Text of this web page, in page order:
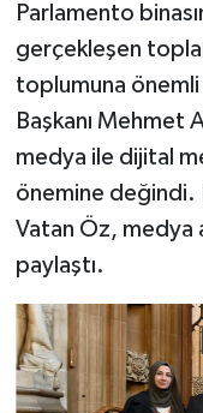
Parlamento
gerçekleşen
toplumuna
Başkanı Mehmet
medya ile dijital
önemine değindi.
Vatan Öz, medya
paylaştı.